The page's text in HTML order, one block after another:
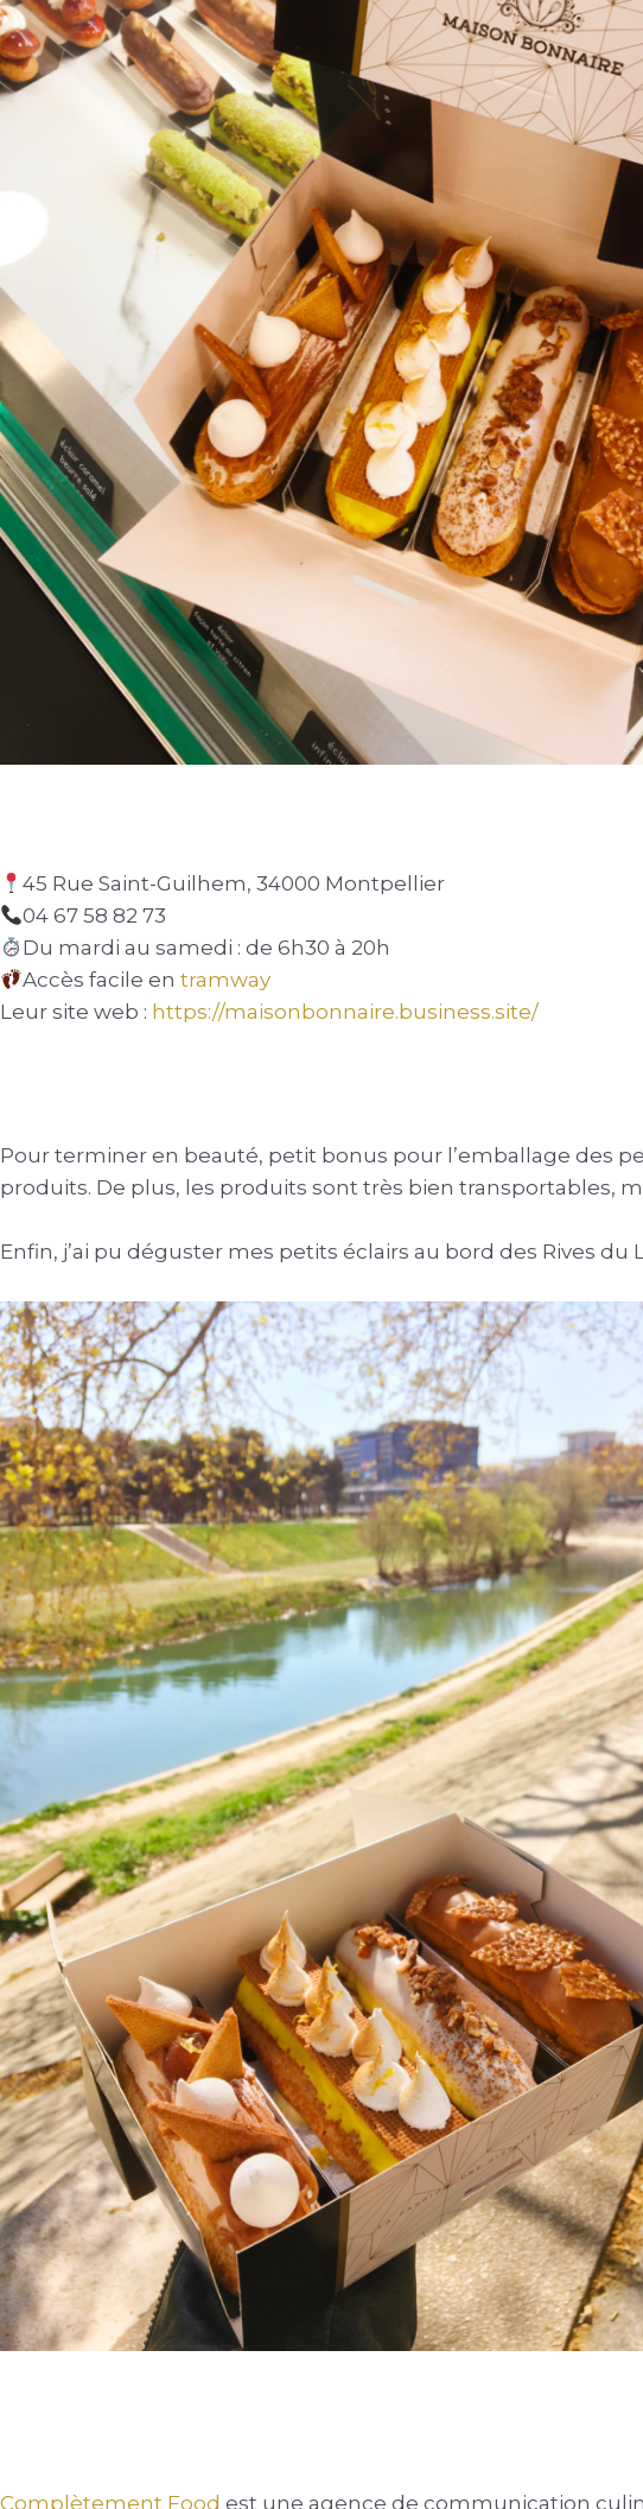
45 Rue Saint-Guilhem, 34000 Montpellier
04 67 58 82 73
Du mardi au samedi : de 6h30 à 20h
Accès facile entramway
Leur site web : https://maisonbonnaire.business.site/
Pour terminer en beauté, petit bonus pour l’emballage des
produits. De plus, les produits sont très bien transportables,
Enfin, j’ai pu déguster mes petits éclairs au bord des Rives du
Complètement Food est une agence de communication